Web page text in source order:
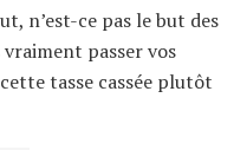
n’est-ce pas le but des
vraiment passer vos
tasse cassée plutôt